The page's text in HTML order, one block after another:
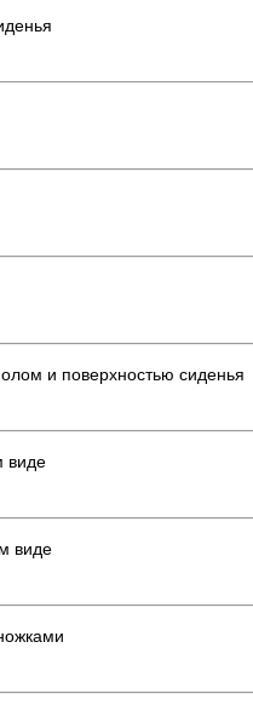
и поверхностью сиденья
виде
виде